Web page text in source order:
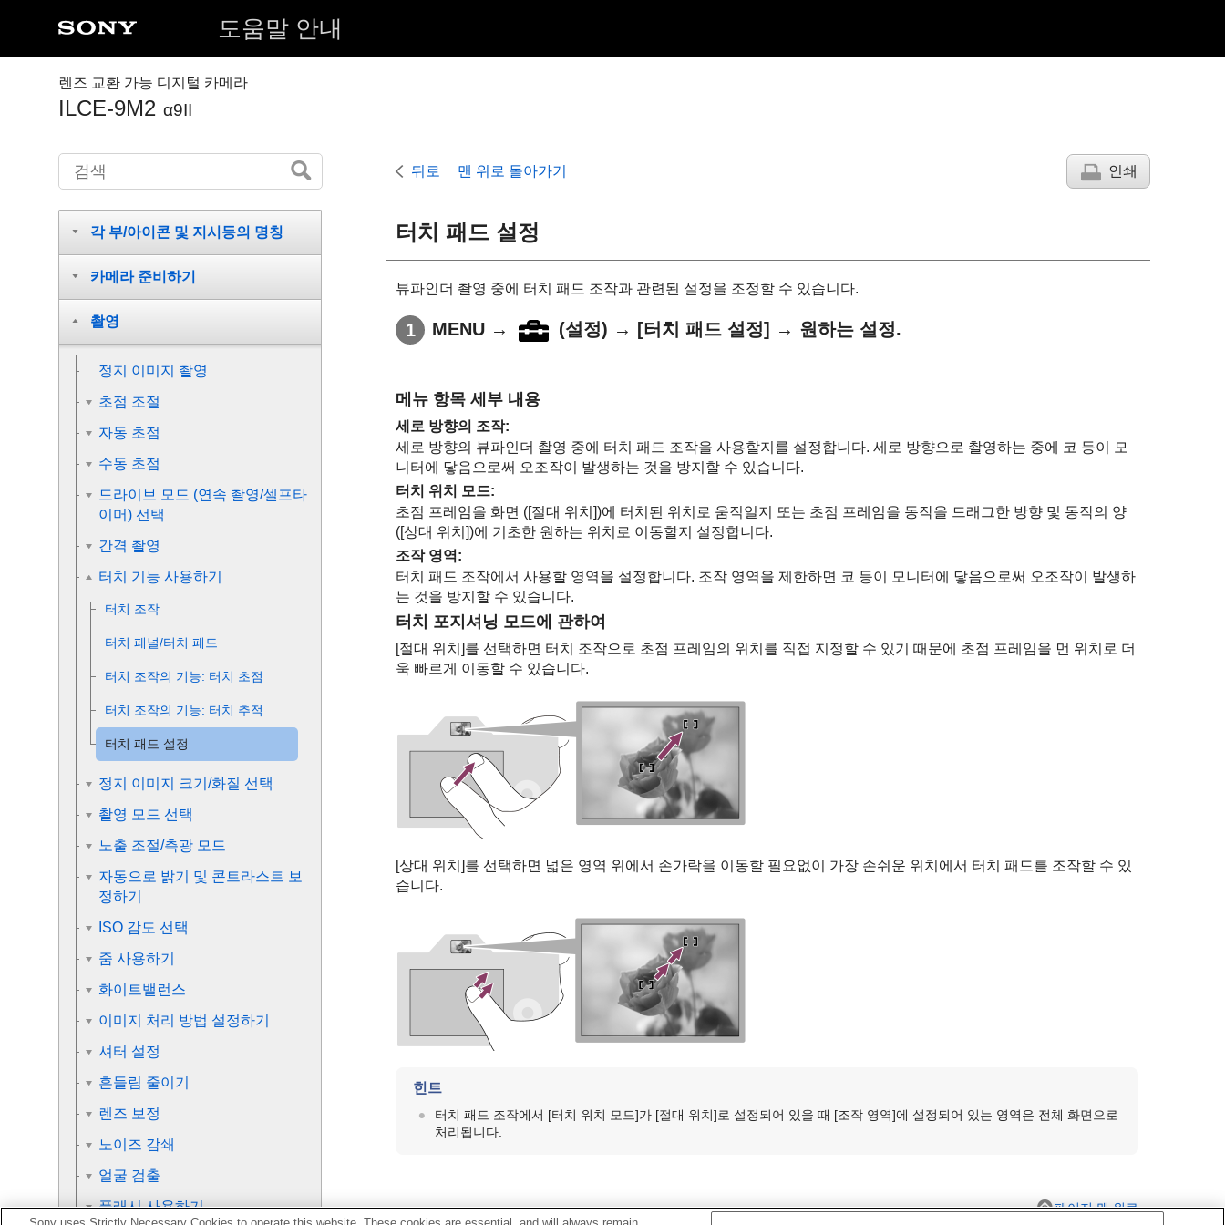
도움말 안내
렌즈 교환 가능 디지털 카메라
ILCE-9M2 α9II
뒤로 맨 위로 돌아가기 인쇄
터치 패드 설정
뷰파인더 촬영 중에 터치 패드 조작과 관련된 설정을 조정할 수 있습니다.
MENU → (설정) → [터치 패드 설정] → 원하는 설정.
메뉴 항목 세부 내용
세로 방향의 조작:
세로 방향의 뷰파인더 촬영 중에 터치 패드 조작을 사용할지를 설정합니다. 세로 방향으로 촬영하는 중에 코 등이 모
니터에 닿음으로써 오조작이 발생하는 것을 방지할 수 있습니다.
터치 위치 모드:
초점 프레임을 화면 ([절대 위치])에 터치된 위치로 움직일지 또는 초점 프레임을 동작을 드래그한 방향 및 동작의 양
([상대 위치])에 기초한 원하는 위치로 이동할지 설정합니다.
조작 영역 :
터치 패드 조작에서 사용할 영역을 설정합니다. 조작 영역을 제한하면 코 등이 모니터에 닿음으로써 오조작이 발생하
는 것을 방지할 수 있습니다.
터치 포지셔닝 모드에 관하여
[절대 위치]를 선택하면 터치 조작으로 초점 프레임의 위치를 직접 지정할 수 있기 때문에 초점 프레임을 먼 위치로 더
욱 빠르게 이동할 수 있습니다.
[상대 위치]를 선택하면 넓은 영역 위에서 손가락을 이동할 필요없이 가장 손쉬운 위치에서 터치 패드를 조작할 수 있
습니다.
힌트
터치 패드 조작에서 [터치 위치 모드]가 [절대 위치]로 설정되어 있을 때 [조작 영역]에 설정되어 있는 영역은 전체 화면으로
처리됩니다.
페이지 맨 위로
각 부/아이콘 및 지시등의 명칭
카메라 준비하기
촬영
정지 이미지 촬영
초점 조절
자동 초점
수동 초점
드라이브 모드 (연속 촬영/셀프타
이머) 선택
간격 촬영
터치 기능 사용하기
터치 조작
터치 패널/터치 패드
터치 조작의 기능: 터치 초점
터치 조작의 기능: 터치 추적
터치 패드 설정
정지 이미지 크기/화질 선택
촬영 모드 선택
노출 조절/측광 모드
자동으로 밝기 및 콘트라스트 보
정하기
ISO 감도 선택
줌 사용하기
화이트밸런스
이미지 처리 방법 설정하기
셔터 설정
흔들림 줄이기
렌즈 보정
노이즈 감쇄
얼굴 검출
플래시 사용하기